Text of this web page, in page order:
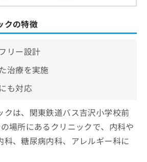
クの特徴
リー設計
治療を実施
も対応
クは、関東鉄道バス吉沢小学校前
場所にあるクリニックで、内科や
科、糖尿病内科、アレルギー科に